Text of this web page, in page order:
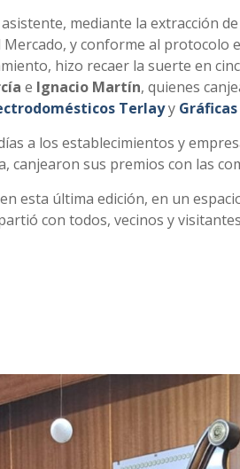
mediante la extracción
y conforme al protocolo
hizo recaer la suerte en
e Ignacio Martín, quienes
Terlayy
a los establecimientos y
canjearon sus premios con las
esta última edición, en un
con todos, vecinos y